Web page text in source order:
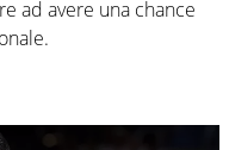
ad avere una chance